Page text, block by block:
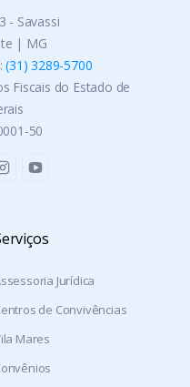
- Savassi
| MG
(31) 3289-5700
Fiscais do Estado de
50
Jurídica
de Convivências
Mares